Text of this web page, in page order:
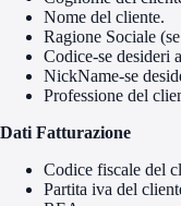
Nome del cliente.
Ragione Sociale
Codice-se desideri
NickName-se
Professione del
Dati Fatturazione
Codice fiscale del
Partita iva del